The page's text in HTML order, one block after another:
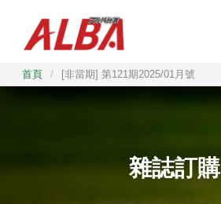
首頁 / [非當期] 第121期2025/01月號
雜誌訂購